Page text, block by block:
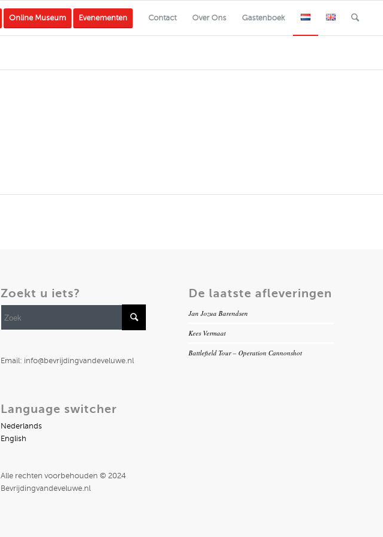
Online Museum Evenementen Contact Over Ons Gastenboek
Zoekt u iets?
Email: info@bevrijdingvandeveluwe.nl
Language switcher
Nederlands
English
Alle rechten voorbehouden © 2024
Bevrijdingvandeveluwe.nl
De laatste afleveringen
Jan Jozua Barendsen
Kees Vermaat
Battlefield Tour – Operation Cannonshot